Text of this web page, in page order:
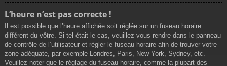
L’heure n’est pas correcte !
Il est possible que l’heure affichée soit réglée sur un fuseau horaire
différent du vôtre. Si tel était le cas, veuillez vous rendre dans le panneau
de contrôle de l’utilisateur et régler le fuseau horaire afin de trouver votre
zone adéquate, par exemple Londres, Paris, New York, Sydney, etc.
Veuillez noter que le réglage du fuseau horaire, comme la plupart des